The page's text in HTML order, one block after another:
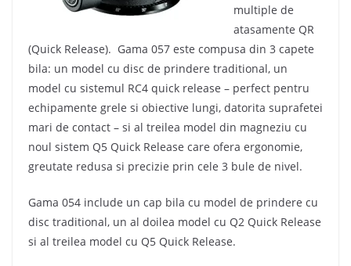
multiple de
atasamente QR
(Quick Release). Gama 057 este compusa din 3 capete
bila: un model cu disc de prindere traditional, un
model cu sistemul RC4 quick release – perfect pentru
echipamente grele si obiective lungi, datorita suprafetei
mari de contact – si al treilea model din magneziu cu
noul sistem Q5 Quick Release care ofera ergonomie,
greutate redusa si precizie prin cele 3 bule de nivel.
Gama 054 include un cap bila cu model de prindere cu
disc traditional, un al doilea model cu Q2 Quick Release
si al treilea model cu Q5 Quick Release.